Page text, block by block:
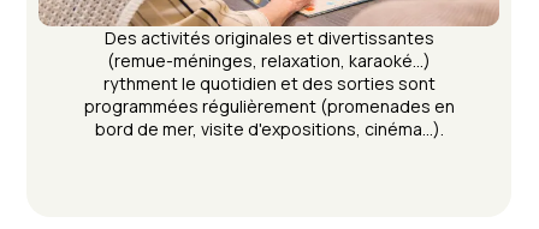
Des activités originales et divertissantes
(remue-méninges, relaxation, karaoké…)
rythment le quotidien et des sorties sont
programmées régulièrement (promenades en
bord de mer, visite d'expositions, cinéma…).